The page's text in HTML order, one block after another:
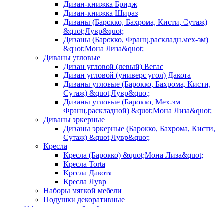
Диван-книжка Бридж
Диван-книжка Шираз
Диваны (Барокко, Бахрома, Кисти, Сутаж)
&quot;Лувр&quot;
Диваны (Барокко, Франц.раскладн.мех-зм)
&quot;Мона Лиза&quot;
Диваны угловые
Диван угловой (левый) Вегас
Диван угловой (универс.угол) Дакота
Диваны угловые (Барокко, Бахрома, Кисти,
Сутаж) &quot;Лувр&quot;
Диваны угловые (Барокко, Мех-зм
Франц.раскладной) &quot;Мона Лиза&quot;
Диваны эркерные
Диваны эркерные (Барокко, Бахрома, Кисти,
Сутаж) &quot;Лувр&quot;
Кресла
Кресла (Барокко) &quot;Мона Лиза&quot;
Кресла Torta
Кресла Дакота
Кресла Лувр
Наборы мягкой мебели
Подушки декоративные